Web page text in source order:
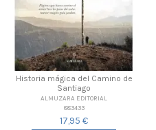
Historia mágica del Camino de
Santiago
ALMUZARA EDITORIAL
883433
17,95 €